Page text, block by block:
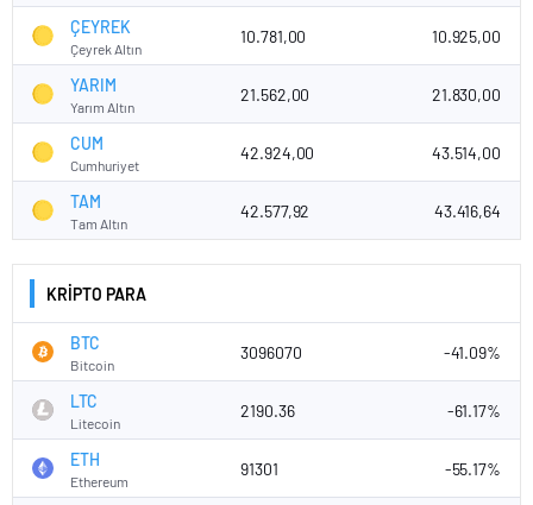
ÇEYREK
Çeyrek Altın
10.781,00 10.925,00
YARIM
Yarım Altın
21.562,00 21.830,00
CUM
Cumhuriyet
42.924,00 43.514,00
TAM
Tam Altın
42.577,92 43.416,64
KRİPTO PARA
BTC
Bitcoin
3096070 -41.09%
LTC
Litecoin
2190.36 -61.17%
ETH
Ethereum
91301 -55.17%